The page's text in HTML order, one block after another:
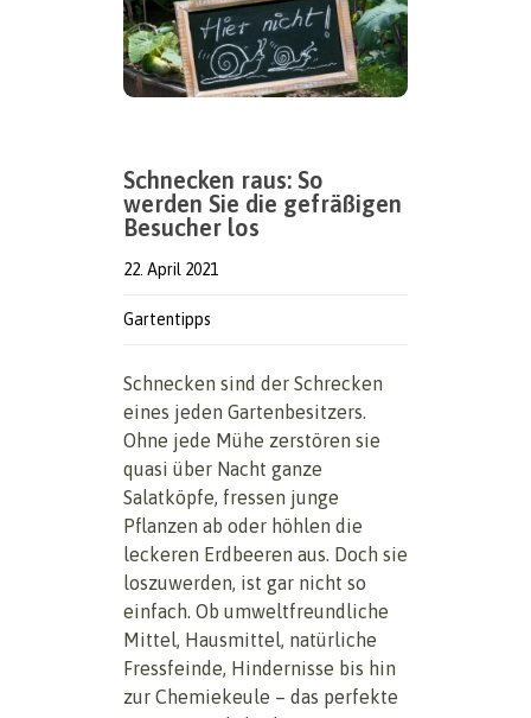
Schnecken raus: So
werden Sie die gefräßigen
Besucher los
22. April 2021
Gartentipps
Schnecken sind der Schrecken
eines jeden Gartenbesitzers.
Ohne jede Mühe zerstören sie
quasi über Nacht ganze
Salatköpfe, fressen junge
Pflanzen ab oder höhlen die
leckeren Erdbeeren aus. Doch sie
loszuwerden, ist gar nicht so
einfach. Ob umweltfreundliche
Mittel, Hausmittel, natürliche
Fressfeinde, Hindernisse bis hin
zur Chemiekeule – das perfekte